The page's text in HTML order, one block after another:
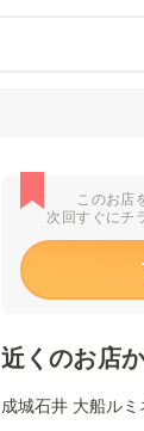
このお店
次回すぐにチ
近くのお店
成城石井 大船ル